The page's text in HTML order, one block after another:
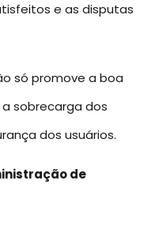
e as disputas
só promove a boa
sobrecarga dos
dos usuários.
de